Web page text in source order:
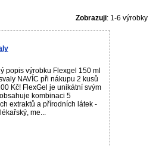
Zobrazuji: 1-6 výrobky
popis výrobku Flexgel 150 ml
NAVÍC při nákupu 2 kusů
Kč! FlexGel je unikátní svým
kombinaci 5
extraktů a přírodních látek -
me...